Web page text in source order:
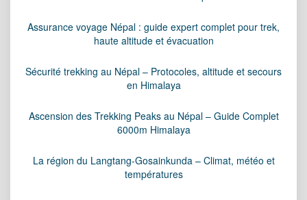
Assurance voyage Népal : guide expert complet pour trek,
haute altitude et évacuation
Sécurité trekking au Népal – Protocoles, altitude et secours
en Himalaya
Ascension des Trekking Peaks au Népal – Guide Complet
6000m Himalaya
La région du Langtang-Gosainkunda – Climat, météo et
températures